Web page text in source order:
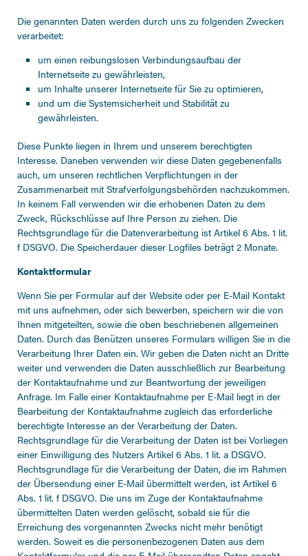
Die genannten Daten werden durch uns zu folgenden Zwecken
verarbeitet:
um einen reibungslosen Verbindungsaufbau der
Internetseite zu gewährleisten,
um Inhalte unserer Internetseite für Sie zu optimieren,
und um die Systemsicherheit und Stabilität zu
gewährleisten.
Diese Punkte liegen in Ihrem und unserem berechtigten
Interesse. Daneben verwenden wir diese Daten gegebenenfalls
auch, um unseren rechtlichen Verpflichtungen in der
Zusammenarbeit mit Strafverfolgungsbehörden nachzukommen.
In keinem Fall verwenden wir die erhobenen Daten zu dem
Zweck, Rückschlüsse auf Ihre Person zu ziehen. Die
Rechtsgrundlage für die Datenverarbeitung ist Artikel 6 Abs. 1 lit.
f DSGVO. Die Speicherdauer dieser Logfiles beträgt 2 Monate.
Kontaktformular
Wenn Sie per Formular auf der Website oder per E-Mail Kontakt
mit uns aufnehmen, oder sich bewerben, speichern wir die von
Ihnen mitgeteilten, sowie die oben beschriebenen allgemeinen
Daten. Durch das Benützen unseres Formulars willigen Sie in die
Verarbeitung Ihrer Daten ein. Wir geben die Daten nicht an Dritte
weiter und verwenden die Daten ausschließlich zur Bearbeitung
der Kontaktaufnahme und zur Beantwortung der jeweiligen
Anfrage. Im Falle einer Kontaktaufnahme per E-Mail liegt in der
Bearbeitung der Kontaktaufnahme zugleich das erforderliche
berechtigte Interesse an der Verarbeitung der Daten.
Rechtsgrundlage für die Verarbeitung der Daten ist bei Vorliegen
einer Einwilligung des Nutzers Artikel 6 Abs. 1 lit. a DSGVO.
Rechtsgrundlage für die Verarbeitung der Daten, die im Rahmen
der Übersendung einer E-Mail übermittelt werden, ist Artikel 6
Abs. 1 lit. f DSGVO. Die uns im Zuge der Kontaktaufnahme
übermittelten Daten werden gelöscht, sobald sie für die
Erreichung des vorgenannten Zwecks nicht mehr benötigt
werden. Soweit es die personenbezogenen Daten aus dem